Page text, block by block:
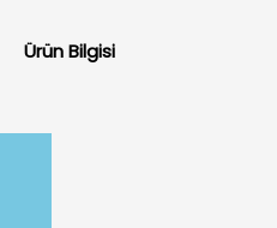
Ürün Bilgisi